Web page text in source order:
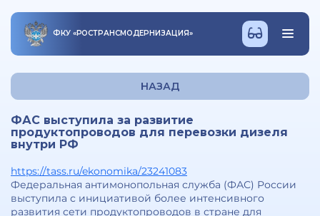
ФКУ «РОСТРАНСМОДЕРНИЗАЦИЯ»
НАЗАД
ФАС выступила за развитие
продуктопроводов для перевозки дизеля
внутри РФ
https://tass.ru/ekonomika/23241083
Федеральная антимонопольная служба (ФАС) России
выступила с инициативой более интенсивного
развития сети продуктопроводов в стране для